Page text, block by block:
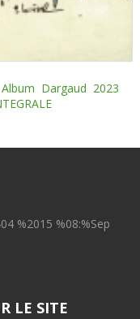
Album Dargaud 2023
%2015 %08:%Sep
LE SITE